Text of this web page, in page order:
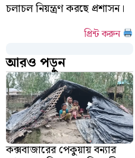
চলাচল নিয়ন্ত্রণ করছে প্রশাসন।
প্রিন্ট করুন
আরও পড়ুন
কক্সবাজারের পেকুয়ায় বন্যার